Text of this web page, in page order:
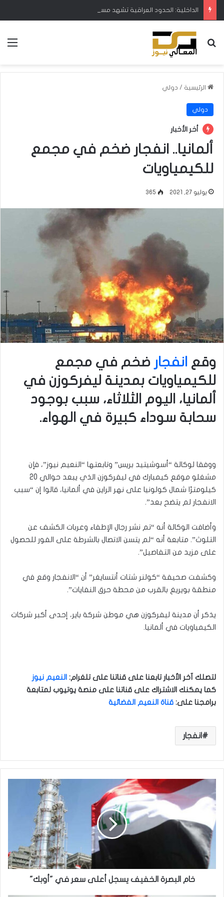
الداخلية: الحدود العراقية تشهد مستوى عالياً من الأمن والاستقرار
بحث عن
الرئيسية / دولي
دولي
أخر الأخبار
ألمانيا.. انفجار ضخم في مجمع
للكيمياويات
يوليو 27, 2021 365
وقع انفجار ضخم في مجمع
للكيمياويات بمدينة ليفركوزن في
ألمانيا، اليوم الثلاثاء، سبب بوجود
سحابة سوداء كبيرة في الهواء.
ووفقا لوكالة “أسوشيتيد بريس” وتابعتها “النعيم نيوز”، فإن
مشغلو موقع كيمبارك في ليفركوزن الذي يبعد حوالي 20
كيلومترًا شمال كولونيا على نهر الراين في ألمانيا، قالوا إن “سبب
الانفجار لم يتضح بعد”.
وأضافت الوكالة أنه “تم نشر رجال الإطفاء وعربات الكشف عن
التلوث”. متابعة أنه “لم يتسن الاتصال بالشرطة على الفور للحصول
على مزيد من التفاصيل”.
وكشفت صحيفة “كولنر شتات أنتسايغر” أن “الانفجار وقع في
منطقة بويريغ بالقرب من محطة حرق النفايات”.
يذكر أن مدينة ليفركوزن هي موطن شركة باير، إحدى أكبر شركات
الكيمياويات في ألمانيا.
لتصلك آخر الأخبار تابعنا على قناتنا على تلغرام: النعيم نيوز
كما يمكنك الاشتراك على قناتنا على منصة يوتيوب لمتابعة
برامجنا على: قناة النعيم الفضائية
انفجار
ا
م
ل
ة
خام البصرة الخفيف يسجل أعلى سعر في "أوبك"